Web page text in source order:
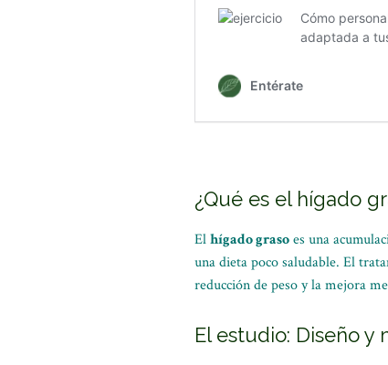
¿Qué es el hígado
Elhígado grasoes una
una dieta poco saludable. El
reducción de peso y la mejora
El estudio: Diseño y